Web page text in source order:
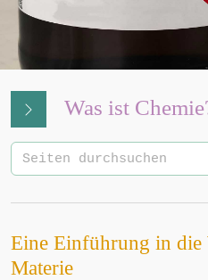
Was ist
Eine Einführung in die
Materie